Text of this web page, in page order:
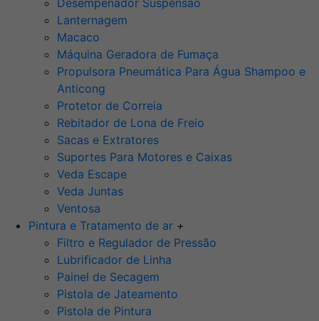
Desempenador Suspensão
Lanternagem
Macaco
Máquina Geradora de Fumaça
Propulsora Pneumática Para Água Shampoo e
Anticong
Protetor de Correia
Rebitador de Lona de Freio
Sacas e Extratores
Suportes Para Motores e Caixas
Veda Escape
Veda Juntas
Ventosa
Pintura e Tratamento de ar +
Filtro e Regulador de Pressão
Lubrificador de Linha
Painel de Secagem
Pistola de Jateamento
Pistola de Pintura